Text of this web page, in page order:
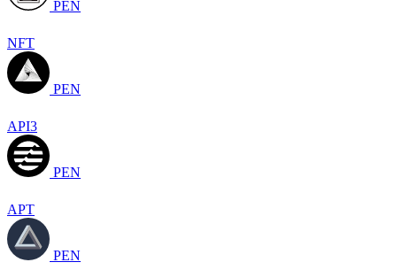
PEN
NFT
PEN
API3
PEN
APT
PEN